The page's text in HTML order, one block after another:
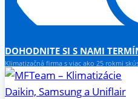
DOHODNITE SI S NAMI
Klimatizačná firma s viac ako 25 rokmi